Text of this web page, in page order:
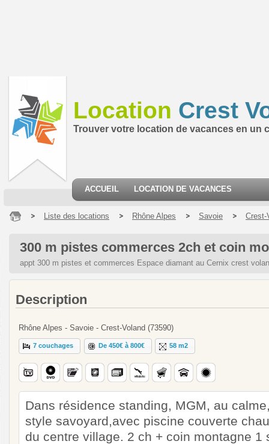
Location Crest
Trouver votre location de vacances en un
ACCUEIL LOCATION DE VACANCES
Liste des locations Rhône Alpes Savoie Crest-
300 m pistes commerces 2ch et coin
appt 300 m pistes et commerces Espace diamant au Cernix crest
Description
Rhône Alpes - Savoie - Crest-Voland (73590)
7 couchages De 450€ à 800€ 58 m2
Dans résidence standing, MGM, au
style savoyard,avec piscine couverte
du centre village. 2 ch + coin montagne 1